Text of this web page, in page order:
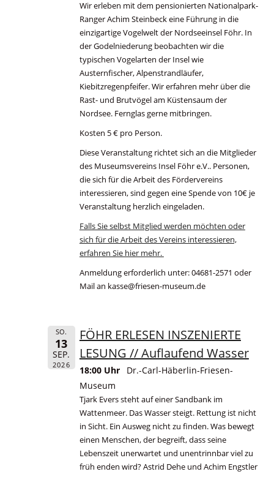
Wir erleben mit dem pensionierten Nationalpark-
Ranger Achim Steinbeck eine Führung in die
einzigartige Vogelwelt der Nordseeinsel Föhr. In
der Godelniederung beobachten wir die
typischen Vogelarten der Insel wie
Austernfischer, Alpenstrandläufer,
Kiebitzregenpfeifer. Wir erfahren mehr über die
Rast- und Brutvögel am Küstensaum der
Nordsee. Fernglas gerne mitbringen.
Kosten 5 € pro Person.
Diese Veranstaltung richtet sich an die Mitglieder
des Museumsvereins Insel Föhr e.V.. Personen,
die sich für die Arbeit des Fördervereins
interessieren, sind gegen eine Spende von 10€ je
Veranstaltung herzlich eingeladen.
Falls Sie selbst Mitglied werden möchten oder
sich für die Arbeit des Vereins interessieren,
erfahren Sie hier mehr.
Anmeldung erforderlich unter: 04681-2571 oder
Mail an kasse@friesen-museum.de
SO.
13
SEP.
2026
FÖHR ERLESEN INSZENIERTE
LESUNG // Auflaufend Wasser
18:00 Uhr
Dr.-Carl-Häberlin-Friesen-
Museum
Tjark Evers steht auf einer Sandbank im
Wattenmeer. Das Wasser steigt. Rettung ist nicht
in Sicht. Ein Ausweg nicht zu finden. Was bewegt
einen Menschen, der begreift, dass seine
Lebenszeit unerwartet und unentrinnbar viel zu
früh enden wird? Astrid Dehe und Achim Engstler